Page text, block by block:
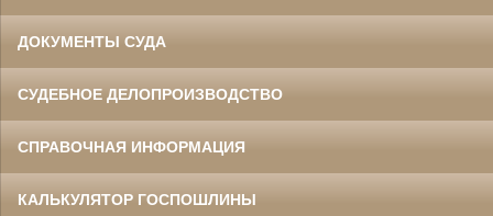
ДОКУМЕНТЫ СУДА
СУДЕБНОЕ ДЕЛОПРОИЗВОДСТВО
СПРАВОЧНАЯ ИНФОРМАЦИЯ
КАЛЬКУЛЯТОР ГОСПОШЛИНЫ